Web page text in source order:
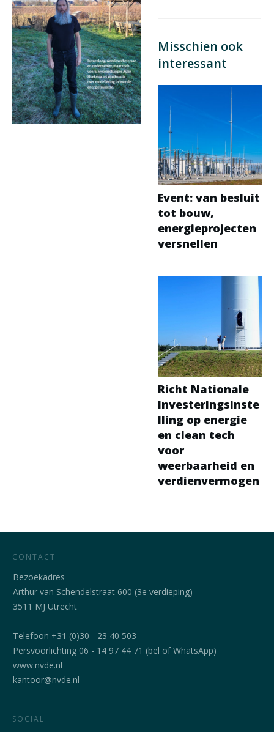
Misschien ook
interessant
Event: van besluit
tot bouw,
energieprojecten
versnellen
Richt Nationale
Investeringsinste
lling op energie
en clean tech
voor
weerbaarheid en
verdienvermogen
CONTACT
Bezoekadres
Arthur van Schendelstraat 600 (3e verdieping)
3511 MJ Utrecht
Telefoon +31 (0)30 - 23 40 503
Persvoorlichting 06 - 14 97 44 71 (bel of WhatsApp)
www.nvde.nl
kantoor@nvde.nl
SOCIAL